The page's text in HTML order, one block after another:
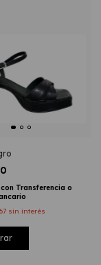
con Transferencia o
sin interés